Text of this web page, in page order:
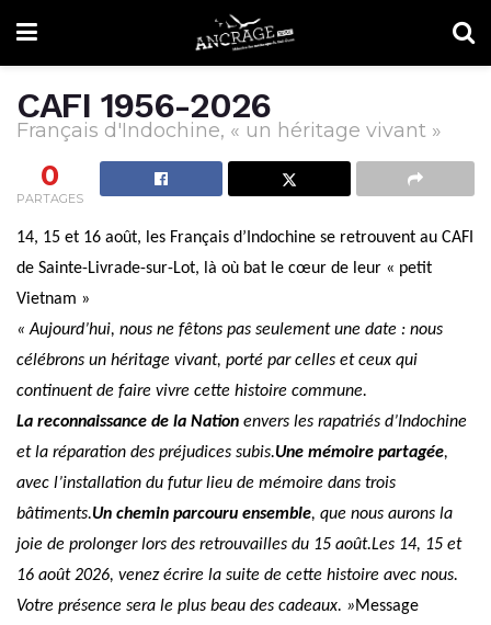
CAFI 1956-2026
Français d'Indochine, « un héritage vivant »
0
PARTAGES
14, 15 et 16 août, les Français d’Indochine se retrouvent au CAFI
de Sainte-Livrade-sur-Lot, là où bat le cœur de leur « petit
Vietnam »
« Aujourd’hui, nous ne fêtons pas seulement une date : nous
célébrons un héritage vivant, porté par celles et ceux qui
continuent de faire vivre cette histoire commune.
La reconnaissance de la Nation envers les rapatriés d’Indochine
et la réparation des préjudices subis.Une mémoire partagée,
avec l’installation du futur lieu de mémoire dans trois
bâtiments.Un chemin parcouru ensemble, que nous aurons la
joie de prolonger lors des retrouvailles du 15 août.Les 14, 15 et
16 août 2026, venez écrire la suite de cette histoire avec nous.
Votre présence sera le plus beau des cadeaux. »Message